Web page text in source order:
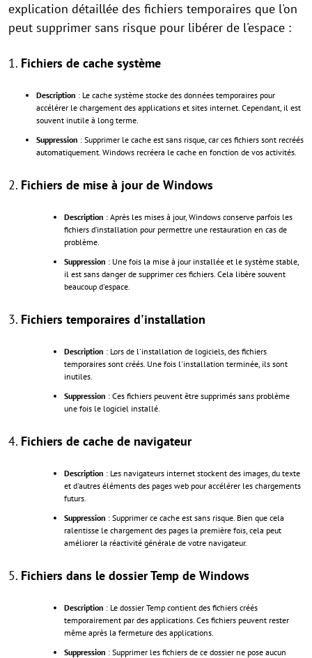
explication détaillée des fichiers temporaires que l'on
peut supprimer sans risque pour libérer de l'espace :
1. Fichiers de cache système
Description : Le cache système stocke des données temporaires pour
accélérer le chargement des applications et sites internet. Cependant, il est
souvent inutile à long terme.
Suppression : Supprimer le cache est sans risque, car ces fichiers sont recréés
automatiquement. Windows recréera le cache en fonction de vos activités.
2. Fichiers de mise à jour de Windows
Description : Après les mises à jour, Windows conserve parfois les
fichiers d’installation pour permettre une restauration en cas de
problème.
Suppression : Une fois la mise à jour installée et le système stable,
il est sans danger de supprimer ces fichiers. Cela libère souvent
beaucoup d'espace.
3. Fichiers temporaires d'installation
Description : Lors de l'installation de logiciels, des fichiers
temporaires sont créés. Une fois l'installation terminée, ils sont
inutiles.
Suppression : Ces fichiers peuvent être supprimés sans problème
une fois le logiciel installé.
4. Fichiers de cache de navigateur
Description : Les navigateurs internet stockent des images, du texte
et d'autres éléments des pages web pour accélérer les chargements
futurs.
Suppression : Supprimer ce cache est sans risque. Bien que cela
ralentisse le chargement des pages la première fois, cela peut
améliorer la réactivité générale de votre navigateur.
5. Fichiers dans le dossier Temp de Windows
Description : Le dossier Temp contient des fichiers créés
temporairement par des applications. Ces fichiers peuvent rester
même après la fermeture des applications.
Suppression : Supprimer les fichiers de ce dossier ne pose aucun